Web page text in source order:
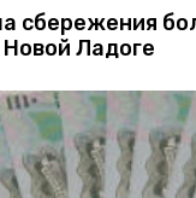
сбережения
Ладоге